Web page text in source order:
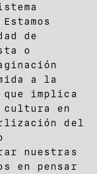
de
o
a la
implica
en
del
nuestras
en pensar